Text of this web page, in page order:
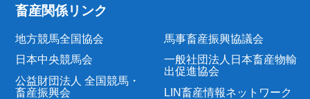
畜産関係リンク
地方競馬全国協会
日本中央競馬会
公益財団法人 全国競馬・
畜産振興会
馬事畜産振興協議会
一般社団法人日本畜産物輸
出促進協会
LIN畜産情報ネットワーク